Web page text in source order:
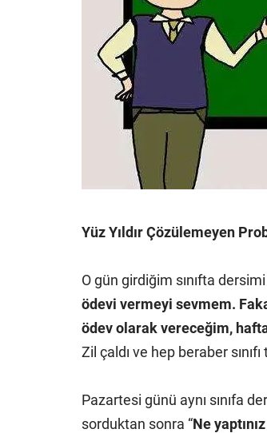
Yüz Yıldır Çözülemeyen
O gün girdiğim sınıfta
ödevi vermeyi sevmem.
ödev olarak vereceğim, hafta
Zil çaldı ve hep beraber
Pazartesi günü aynı sınıfa
sorduktan sonra “Ne